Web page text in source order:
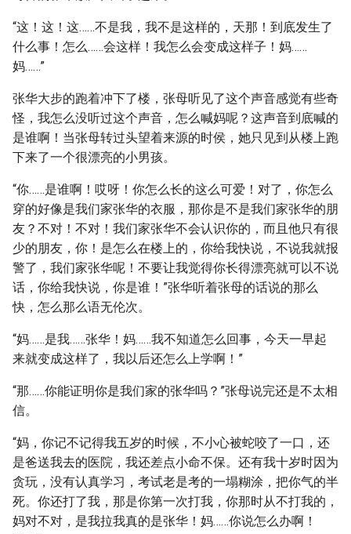
“这！这！这……不是我，我不是这样的，天那！到底发生了
什么事！怎么……会这样！我怎么会变成这样子！妈……
妈……”
张华大步的跑着冲下了楼，张母听见了这个声音感觉有些奇
怪，我怎么没听过这个声音，怎么喊妈呢？这声音到底喊的
是谁啊！当张母转过头望着来源的时侯，她只见到从楼上跑
下来了一个很漂亮的小男孩。
“你……是谁啊！哎呀！你怎么长的这么可爱！对了，你怎么
穿的好像是我们家张华的衣服，那你是不是我们家张华的朋
友？不对！不对！我们家张华不会认识你的，而且他只有很
少的朋友，你！是怎么在楼上的，你给我快说，不说我就报
警了，我们家张华呢！不要让我觉得你长得漂亮就可以不说
话，你给我快说，你是谁！”张华听着张母的话说的那么
快，怎么那么语无伦次。
“妈……是我……张华！妈……我不知道怎么回事，今天一早起
来就变成这样了，我以后还怎么上学啊！”
“那……你能证明你是我们家的张华吗？”张母说完还是不太相
信。
“妈，你记不记得我五岁的时候，不小心被蛇咬了一口，还
是爸送我去的医院，我还差点小命不保。还有我十岁时因为
贪玩，没有认真学习，考试老是考的一塌糊涂，把你气的半
死。你还打了我，那是你第一次打我，你那时从不打我的，
妈对不对，是我拉我真的是张华！妈……你说怎么办啊！